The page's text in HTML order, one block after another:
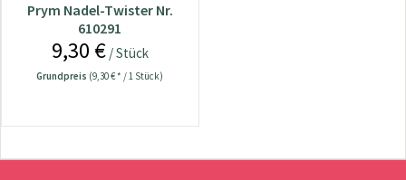
Prym Nadel-Twister Nr.
610291
9,30 €/ Stück
Grundpreis (9,30 € * / 1 Stück)